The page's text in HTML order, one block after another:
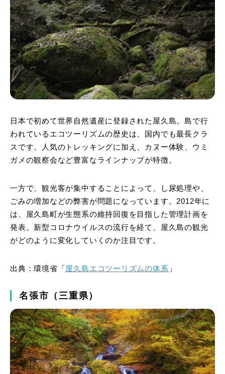
日本で初めて世界自然遺産に登録された屋久島。島で行
われているエコツーリズムの歴史は、国内でも最長クラ
スです。人気のトレッキングに加え、カヌー体験、ウミ
ガメの観察会など豊富なラインナップが特徴。
一方で、観光客が集中することによって、し尿処理や、
ごみの増加などの弊害が問題になっています。2012年に
は、屋久島町が生態系の維持回復を目指した管理計画を
発表。新型コロナウイルスの流行を経て、屋久島の観光
がどのように変化していくのか注目です。
出典：環境省「 屋久島エコツーリズムの体系 」
名張市（三重県）